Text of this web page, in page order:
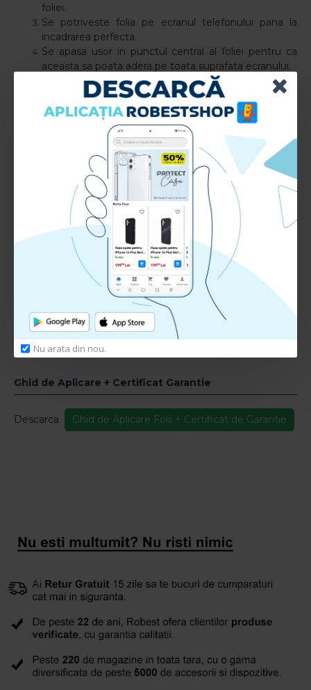
Nu arata din nou.
foliei.
Se potriveste folia pe ecranul telefonului pana la
incadrarea perfecta.
Se apasa usor in punctul central al foliei pentru ca
aceasta sa poata adera pe toata suprafata ecranului.
Se elimina bulele de aer, folosind o laveta uscata si
apasand usor pe toata suprafata foliei.
Caracteristici Folie sticla pentru Huawei Y7 2019
Compatibil cu: Huawei Y7 2019
Tip aplicare: Fata
Material: TPU+Sticla+Adeziv
RECENZII CLIENTI:
Nu sunt recenzii la acest produs.
Adauga Recenzie
Te rugamautentifica-tesauinregistreaza un cont nou
pentru a putea lasa o recenzie
Ghid de Aplicare + Certificat Garantie
Descarca Ghid de Aplicare Folii + Certificat de Garantie